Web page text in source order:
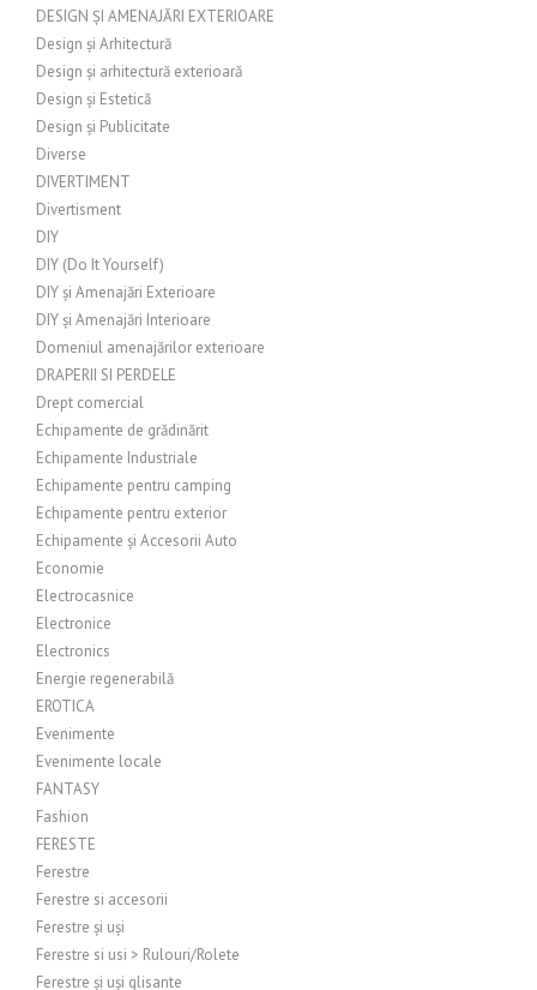
DESIGN ȘI AMENAJĂRI EXTERIOARE
Design și Arhitectură
Design și arhitectură exterioară
Design și Estetică
Design și Publicitate
Diverse
DIVERTIMENT
Divertisment
DIY
DIY (Do It Yourself)
DIY și Amenajări Exterioare
DIY și Amenajări Interioare
Domeniul amenajărilor exterioare
DRAPERII SI PERDELE
Drept comercial
Echipamente de grădinărit
Echipamente Industriale
Echipamente pentru camping
Echipamente pentru exterior
Echipamente și Accesorii Auto
Economie
Electrocasnice
Electronice
Electronics
Energie regenerabilă
EROTICA
Evenimente
Evenimente locale
FANTASY
Fashion
FERESTE
Ferestre
Ferestre si accesorii
Ferestre și uși
Ferestre si usi > Rulouri/Rolete
Ferestre și uși glisante